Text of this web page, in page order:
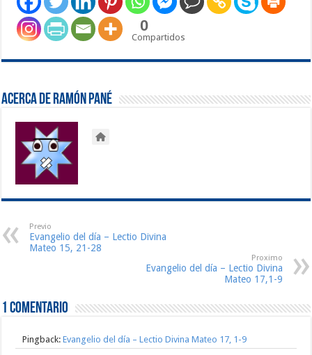
0
Compartidos
Acerca de Ramón Pané
Previo
Evangelio del día – Lectio Divina
Mateo 15, 21-28
Proximo
Evangelio del día – Lectio Divina
Mateo 17,1-9
1 comentario
Pingback:Evangelio del día – Lectio Divina Mateo 17, 1-9